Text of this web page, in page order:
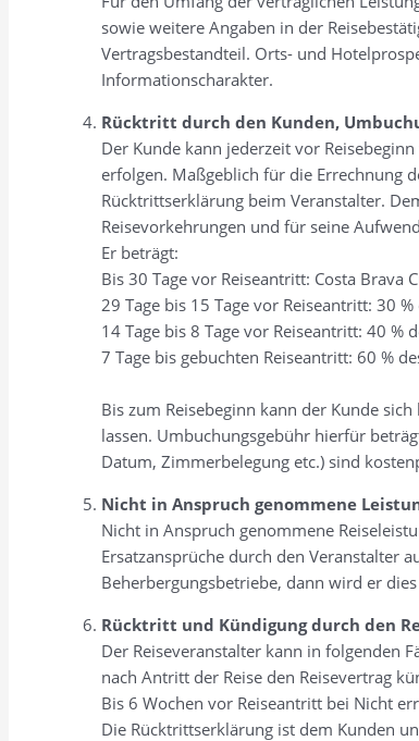
sowie weitere Angaben in der
Vertragsbestandteil. Orts- und
Informationscharakter.
Rücktritt durch den Kunden,
Der Kunde kann jederzeit vor
erfolgen. Maßgeblich für die Errechnung
Rücktrittserklärung beim Veranstalter.
Reisevorkehrungen und für seine
Er beträgt:
Bis 30 Tage vor Reiseantritt: Costa Brava
29 Tage bis 15 Tage vor Reiseantritt: 30 %
14 Tage bis 8 Tage vor Reiseantritt: 40 %
7 Tage bis gebuchten Reiseantritt: 60 %
Bis zum Reisebeginn kann der Kunde
lassen. Umbuchungsgebühr hierfür
Datum, Zimmerbelegung etc.) sind
Nicht in Anspruch genommene
Nicht in Anspruch genommene
Ersatzansprüche durch den Veranstalter
Beherbergungsbetriebe, dann wird er
Rücktritt und Kündigung durch den
Der Reiseveranstalter kann in folgenden
nach Antritt der Reise den Reisevertrag
Bis 6 Wochen vor Reiseantritt bei Nicht
Die Rücktrittserklärung ist dem Kunden